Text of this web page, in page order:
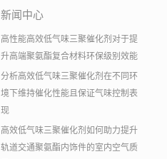
新闻中心
高性能高效低气味三聚催化剂对于提
升高端聚氨酯复合材料环保级别效能
分析高效低气味三聚催化剂在不同环
境下维持催化性能且保证气味控制表
现
高效低气味三聚催化剂如何助力提升
轨道交通聚氨酯内饰件的室内空气质